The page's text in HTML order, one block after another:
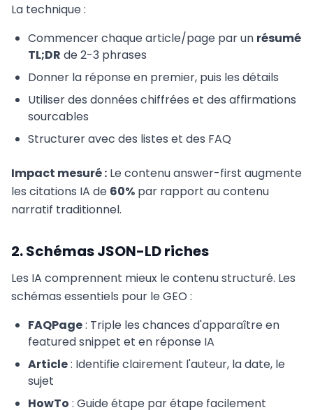
La technique :
Commencer chaque article/page par un résumé
TL;DR de 2-3 phrases
Donner la réponse en premier, puis les détails
Utiliser des données chiffrées et des affirmations
sourcables
Structurer avec des listes et des FAQ
Impact mesuré : Le contenu answer-first augmente
les citations IA de 60% par rapport au contenu
narratif traditionnel.
2. Schémas JSON-LD riches
Les IA comprennent mieux le contenu structuré. Les
schémas essentiels pour le GEO :
FAQPage: Triple les chances d'apparaître en
featured snippet et en réponse IA
Article: Identifie clairement l'auteur, la date, le
sujet
HowTo : Guide étape par étape facilement